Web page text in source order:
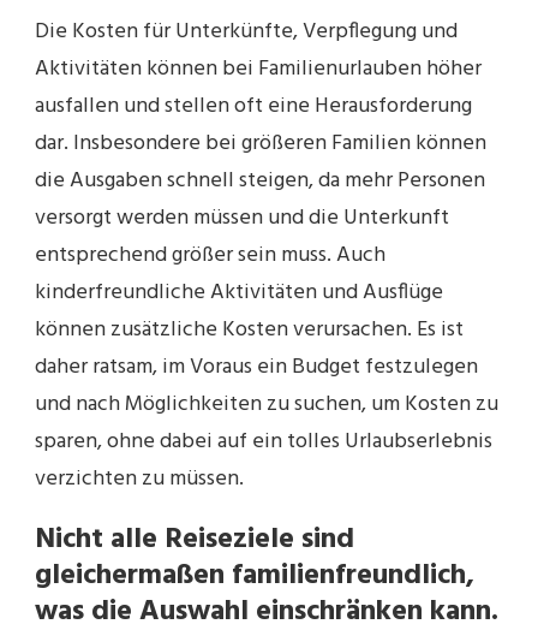
Die Kosten für Unterkünfte, Verpflegung und
Aktivitäten können bei Familienurlauben höher
ausfallen und stellen oft eine Herausforderung
dar. Insbesondere bei größeren Familien können
die Ausgaben schnell steigen, da mehr Personen
versorgt werden müssen und die Unterkunft
entsprechend größer sein muss. Auch
kinderfreundliche Aktivitäten und Ausflüge
können zusätzliche Kosten verursachen. Es ist
daher ratsam, im Voraus ein Budget festzulegen
und nach Möglichkeiten zu suchen, um Kosten zu
sparen, ohne dabei auf ein tolles Urlaubserlebnis
verzichten zu müssen.
Nicht alle Reiseziele sind
gleichermaßen familienfreundlich,
was die Auswahl einschränken kann.